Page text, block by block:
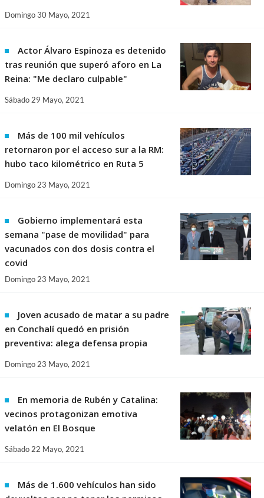
Domingo 30 Mayo, 2021
Actor Álvaro Espinoza es detenido
tras reunión que superó aforo en La
Reina: "Me declaro culpable"
Sábado 29 Mayo, 2021
Más de 100 mil vehículos
retornaron por el acceso sur a la RM:
hubo taco kilométrico en Ruta 5
Domingo 23 Mayo, 2021
Gobierno implementará esta
semana "pase de movilidad" para
vacunados con dos dosis contra el
covid
Domingo 23 Mayo, 2021
Joven acusado de matar a su padre
en Conchalí quedó en prisión
preventiva: alega defensa propia
Domingo 23 Mayo, 2021
En memoria de Rubén y Catalina:
vecinos protagonizan emotiva
velatón en El Bosque
Sábado 22 Mayo, 2021
Más de 1.600 vehículos han sido